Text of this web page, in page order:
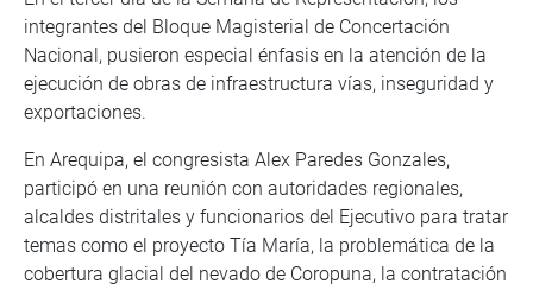
integrantes del Bloque Magisterial de Concertación
Nacional, pusieron especial énfasis en la atención de la
ejecución de obras de infraestructura vías, inseguridad y
exportaciones.
En Arequipa, el congresista Alex Paredes Gonzales,
participó en una reunión con autoridades regionales,
alcaldes distritales y funcionarios del Ejecutivo para tratar
temas como el proyecto Tía María, la problemática de la
cobertura glacial del nevado de Coropuna, la contratación